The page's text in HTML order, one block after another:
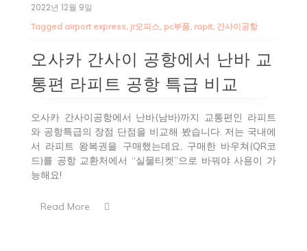
2022년 12월 9일
Tagged airport express, jr오피스, pc부품, rapit, 간사이공항
오사카 간사이 공항에서 난바 교
통편 라피트 공항 특급 비교
오사카 간사이공항에서 난바(남바)까지 교통편인 라피트
와 공항특급의 장점 단점을 비교해 봤습니다. 저는 국내에
서 라피트 왕복권을 구매했는데요, 구매한 바우쳐(QR코
드)를 공항 교환처에서 “실물티켓”으로 바꿔야 사용이 가
능해요!
Read More